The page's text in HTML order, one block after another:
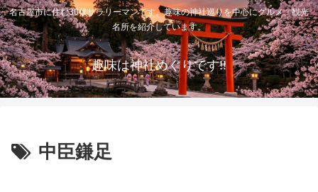
名古屋市に住む30代サラリーマンです。趣味の神社巡りを中心にグルメ、観光
名所を紹介しています。
趣味は神社めぐりです!!
中臣鎌足